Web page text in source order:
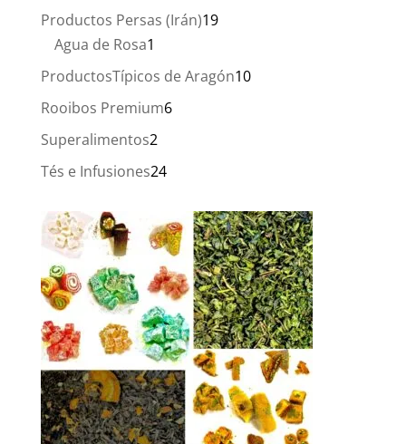
productos
Productos Persas (Irán)1919
Agua de Rosa1
producto
ProductosTípicos de Aragón1010
Rooibos Premium66
Superalimentos22
productos
Tés e Infusiones2424